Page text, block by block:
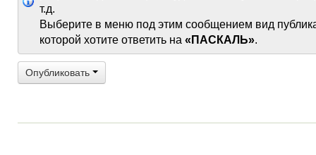
т.д.
Выберите в меню под этим сообщением вид
которой хотите ответить на «ПАСКАЛЬ».
Опубликовать